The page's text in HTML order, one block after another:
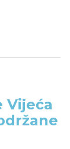
Vijeća